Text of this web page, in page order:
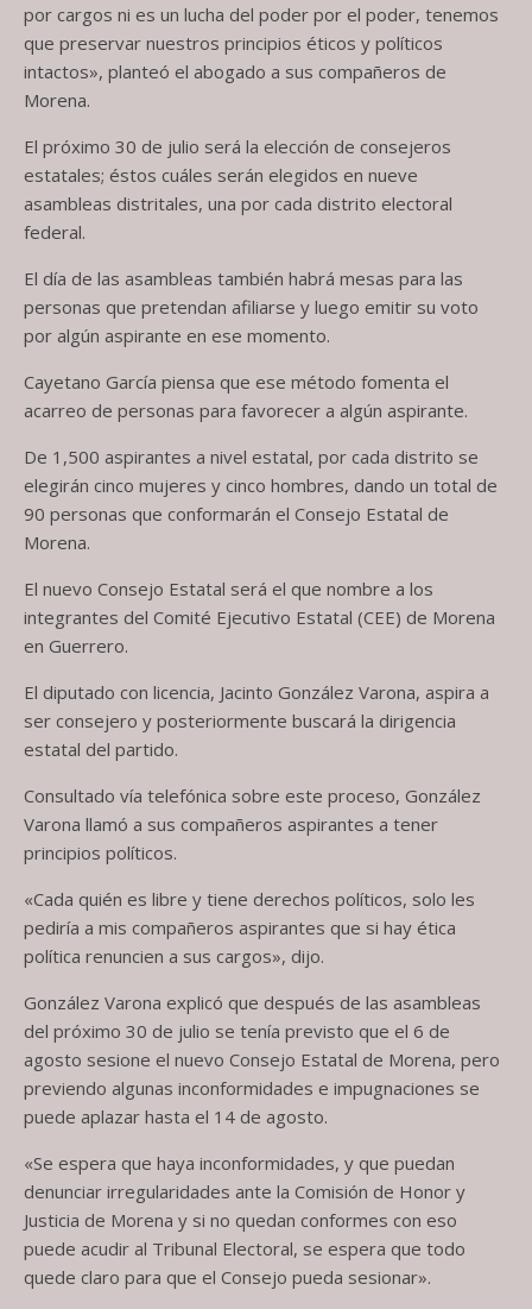
por cargos ni es un lucha del poder por el poder, tenemos
que preservar nuestros principios éticos y políticos
intactos», planteó el abogado a sus compañeros de
Morena.
El próximo 30 de julio será la elección de consejeros
estatales; éstos cuáles serán elegidos en nueve
asambleas distritales, una por cada distrito electoral
federal.
El día de las asambleas también habrá mesas para las
personas que pretendan afiliarse y luego emitir su voto
por algún aspirante en ese momento.
Cayetano García piensa que ese método fomenta el
acarreo de personas para favorecer a algún aspirante.
De 1,500 aspirantes a nivel estatal, por cada distrito se
elegirán cinco mujeres y cinco hombres, dando un total de
90 personas que conformarán el Consejo Estatal de
Morena.
El nuevo Consejo Estatal será el que nombre a los
integrantes del Comité Ejecutivo Estatal (CEE) de Morena
en Guerrero.
El diputado con licencia, Jacinto González Varona, aspira a
ser consejero y posteriormente buscará la dirigencia
estatal del partido.
Consultado vía telefónica sobre este proceso, González
Varona llamó a sus compañeros aspirantes a tener
principios políticos.
«Cada quién es libre y tiene derechos políticos, solo les
pediría a mis compañeros aspirantes que si hay ética
política renuncien a sus cargos», dijo.
González Varona explicó que después de las asambleas
del próximo 30 de julio se tenía previsto que el 6 de
agosto sesione el nuevo Consejo Estatal de Morena, pero
previendo algunas inconformidades e impugnaciones se
puede aplazar hasta el 14 de agosto.
«Se espera que haya inconformidades, y que puedan
denunciar irregularidades ante la Comisión de Honor y
Justicia de Morena y si no quedan conformes con eso
puede acudir al Tribunal Electoral, se espera que todo
quede claro para que el Consejo pueda sesionar».